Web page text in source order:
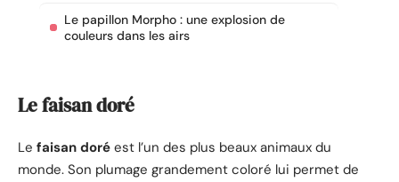
Le papillon Morpho : une explosion de
couleurs dans les airs
Le faisan doré
Le faisan doré est l’un des plus beaux animaux du
monde. Son plumage grandement coloré lui permet de